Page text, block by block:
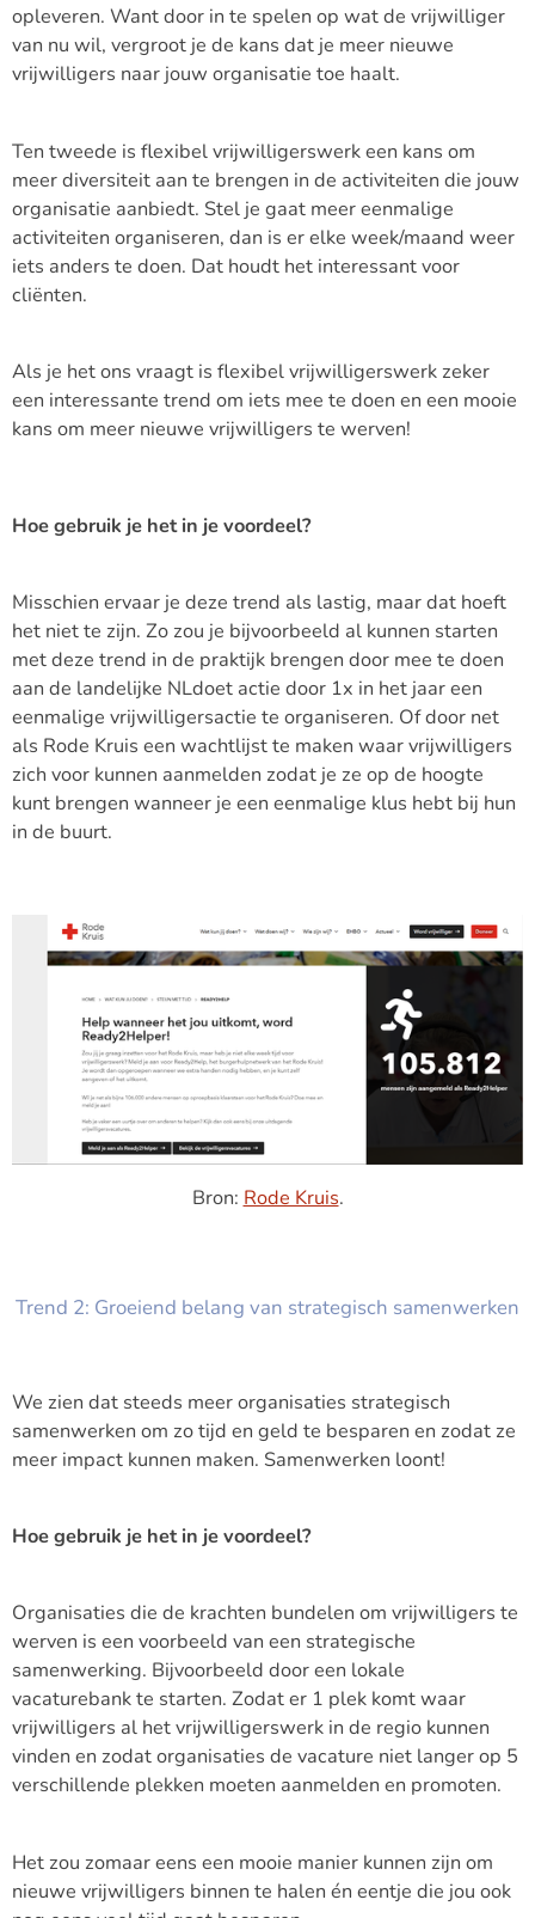
opleveren. Want door in te spelen op wat de vrijwilliger
van nu wil, vergroot je de kans dat je meer nieuwe
vrijwilligers naar jouw organisatie toe haalt.
Ten tweede is flexibel vrijwilligerswerk een kans om
meer diversiteit aan te brengen in de activiteiten die jouw
organisatie aanbiedt. Stel je gaat meer eenmalige
activiteiten organiseren, dan is er elke week/maand weer
iets anders te doen. Dat houdt het interessant voor
cliënten.
Als je het ons vraagt is flexibel vrijwilligerswerk zeker
een interessante trend om iets mee te doen en een mooie
kans om meer nieuwe vrijwilligers te werven!
Hoe gebruik je het in je voordeel?
Misschien ervaar je deze trend als lastig, maar dat hoeft
het niet te zijn. Zo zou je bijvoorbeeld al kunnen starten
met deze trend in de praktijk brengen door mee te doen
aan de landelijke NLdoet actie door 1x in het jaar een
eenmalige vrijwilligersactie te organiseren. Of door net
als Rode Kruis een wachtlijst te maken waar vrijwilligers
zich voor kunnen aanmelden zodat je ze op de hoogte
kunt brengen wanneer je een eenmalige klus hebt bij hun
in de buurt.
Bron: Rode Kruis.
Trend 2: Groeiend belang van strategisch samenwerken
We zien dat steeds meer organisaties strategisch
samenwerken om zo tijd en geld te besparen en zodat ze
meer impact kunnen maken. Samenwerken loont!
Hoe gebruik je het in je voordeel?
Organisaties die de krachten bundelen om vrijwilligers te
werven is een voorbeeld van een strategische
samenwerking. Bijvoorbeeld door een lokale
vacaturebank te starten. Zodat er 1 plek komt waar
vrijwilligers al het vrijwilligerswerk in de regio kunnen
vinden en zodat organisaties de vacature niet langer op 5
verschillende plekken moeten aanmelden en promoten.
Het zou zomaar eens een mooie manier kunnen zijn om
nieuwe vrijwilligers binnen te halen én eentje die jou ook